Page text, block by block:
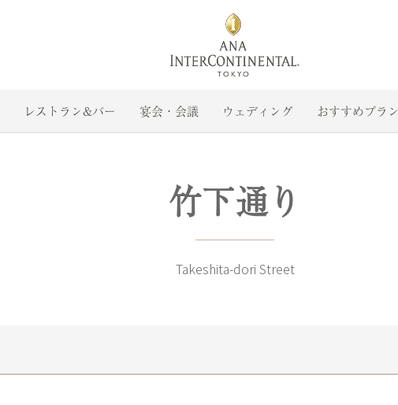
レストラン&バー 宴会・会議 ウェディング おすすめプラン
竹下通り
Takeshita-dori Street